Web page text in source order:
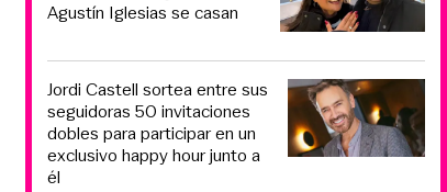
Agustín Iglesias se casan
Jordi Castell sortea entre sus
seguidoras 50 invitaciones
dobles para participar en un
exclusivo happy hour junto a
él